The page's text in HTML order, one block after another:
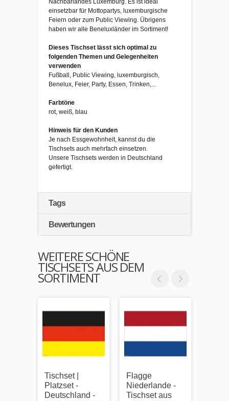
Nachbarlandes Luxemburg. Es ist ideal
einsetzbar für Mottopartys, luxemburgische
Feiern oder zum Public Viewing. Übrigens
haben wir alle Beneluxländer im Sortiment!
Dieses Tischset lässt sich optimal zu
folgenden Themen und Gelegenheiten
verwenden
Fußball, Public Viewing, luxemburgisch,
Benelux, Feier, Party, Essen, Trinken,...
Farbtöne
rot, weiß, blau
Hinweis für den Kunden
Je nach Essgewohnheit, kannst du die
Tischsets auch mehrfach einsetzen.
Unsere Tischsets werden in Deutschland
gefertigt.
Tags
Bewertungen
WEITERE SCHÖNE
TISCHSETS AUS DEM
SORTIMENT
Tischset |
Platzset -
Deutschland -
Flagge
Niederlande -
Tischset aus